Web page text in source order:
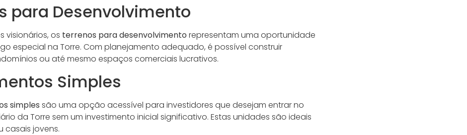
para Desenvolvimento
visionários, os terrenos para desenvolvimento representam uma oportunidade
especial na Torre. Com planejamento adequado, é possível construir
ou até mesmo espaços comerciais lucrativos.
Simples
simples são uma opção acessível para investidores que desejam entrar no
da Torre sem um investimento inicial significativo. Estas unidades são ideais
casais jovens.